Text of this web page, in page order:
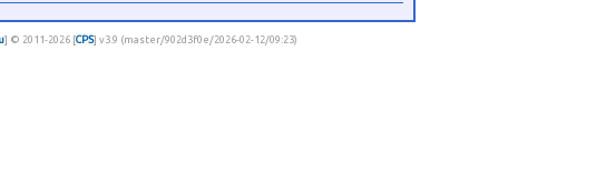
] © 2011-2026 [CPS] v3.9 (master/902d3f0e/2026-02-12/09:23)